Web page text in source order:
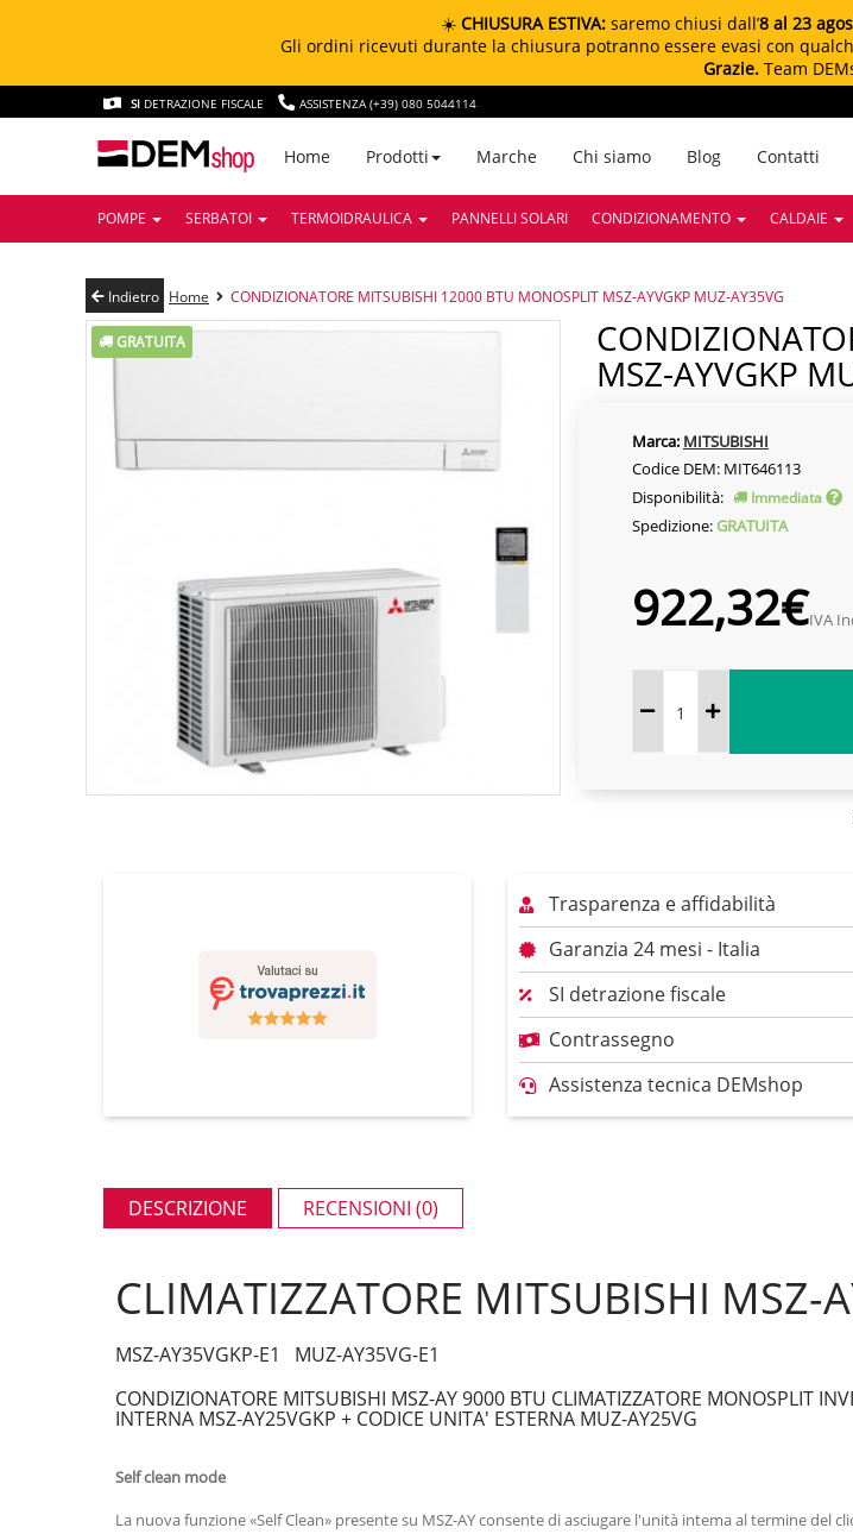
☀️ CHIUSURA ESTIVA: saremo chiusi dall’8 al 23
Gli ordini ricevuti durante la chiusura potranno essere evasi con
Grazie. Team
SI DETRAZIONE FISCALE ASSISTENZA (+39) 080 5044114
Home Prodotti Marche Chi siamo Blog Contatti
POMPE SERBATOI TERMOIDRAULICA PANNELLI SOLARI CONDIZIONAMENTO CALDAIE
Indietro Home CONDIZIONATORE MITSUBISHI 12000 BTU MONOSPLIT MSZ-AYVGKP MUZ-AY35VG
GRATUITA CONDIZIONATORE MITSUBISHI 12000 BTU MONOSPLIT
MSZ-AYVGKP
Marca: MITSUBISHI
Codice DEM: MIT646113
Disponibilità:
Immediata
Spedizione:GRATUITA
922,32€IVA
Trasparenza e affidabilità
Garanzia 24 mesi - Italia
SI detrazione fiscale
Contrassegno
Assistenza tecnica DEMshop
DESCRIZIONE RECENSIONI (0)
CLIMATIZZATORE MITSUBISHI
MSZ-AY35VGKP-E1 MUZ-AY35VG-E1
CONDIZIONATORE MITSUBISHI MSZ-AY 9000 BTU CLIMATIZZATORE MONOSPLIT
INTERNA MSZ-AY25VGKP + CODICE UNITA' ESTERNA MUZ-AY25VG
Self clean mode
La nuova funzione «Self Clean» presente su MSZ-AY consente di asciugare l'unità intema al termine